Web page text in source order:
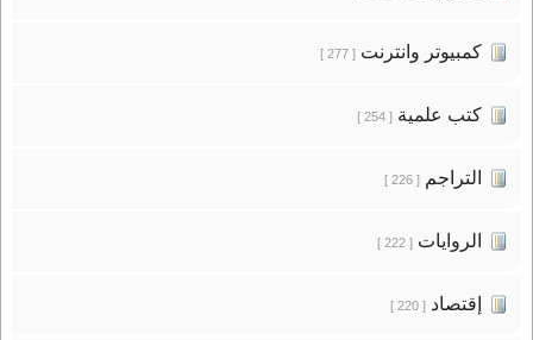
كمبيوتر وانترنت[ 277 ]
كتب علمية[ 254 ]
التراجم[ 226 ]
الروايات[ 222 ]
إقتصاد[ 220 ]